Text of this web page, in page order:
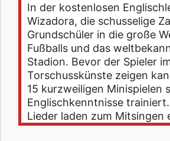
In der kostenlosen
Wizadora, die schusselige
Grundschüler in die große
Fußballs und das
Stadion. Bevor der Spieler
Torschusskünste zeigen
15 kurzweiligen Minispielen
Englischkenntnisse
Lieder laden zum Mitsingen